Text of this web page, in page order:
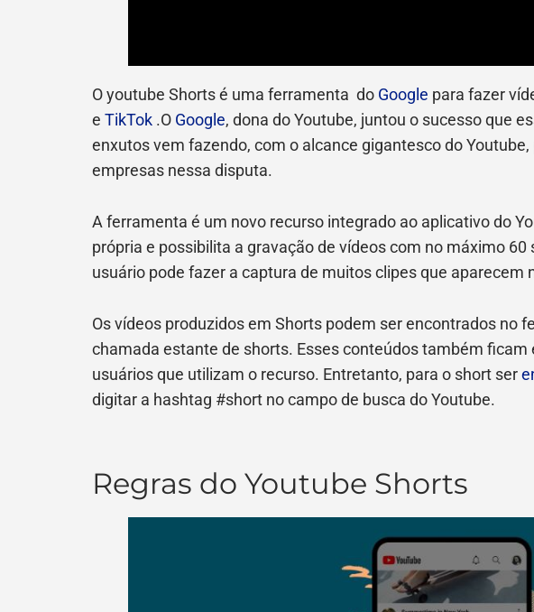
O youtube Shorts é uma ferramenta do Google para fazer
e TikTok .O Google, dona do Youtube, juntou o sucesso que
enxutos vem fazendo, com o alcance gigantesco do
empresas nessa disputa.
A ferramenta é um novo recurso integrado ao aplicativo do
própria e possibilita a gravação de vídeos com no máximo
usuário pode fazer a captura de muitos clipes que aparecem
Os vídeos produzidos em Shorts podem ser encontrados no
chamada estante de shorts. Esses conteúdos também
usuários que utilizam o recurso. Entretanto, para o short ser
digitar a hashtag #short no campo de busca do Youtube.
Regras do Youtube Shorts